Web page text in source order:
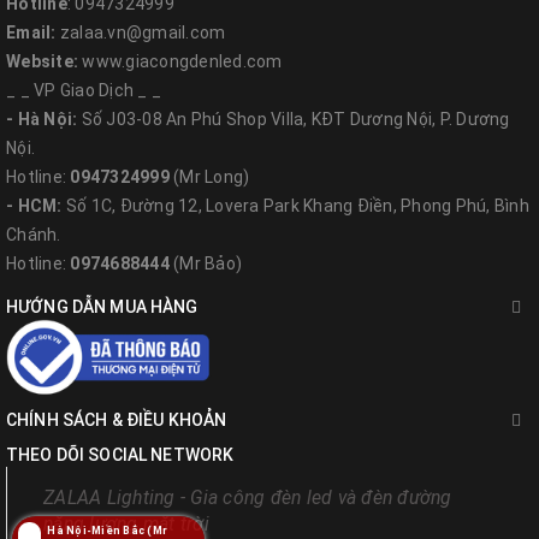
Email: zalaa.vn@gmail.com
Website:www.giacongdenled.com
_ _ VP Giao Dịch _ _
- Hà Nội: Số J03-08 An Phú Shop Villa, KĐT Dương Nội, P. Dương
Nội.
Hotline: 0947324999(Mr Long)
- HCM: Số 1C, Đường 12, Lovera Park Khang Điền, Phong Phú, Bình
Chánh.
Hotline: 0974688444(Mr Bảo)
HƯỚNG DẪN MUA HÀNG
CHÍNH SÁCH & ĐIỀU KHOẢN
THEO DÕI SOCIAL NETWORK
ZALAA Lighting - Gia công đèn led và đèn đường
năng lượng mặt trời
Hà Nội-Miền Bắc (Mr